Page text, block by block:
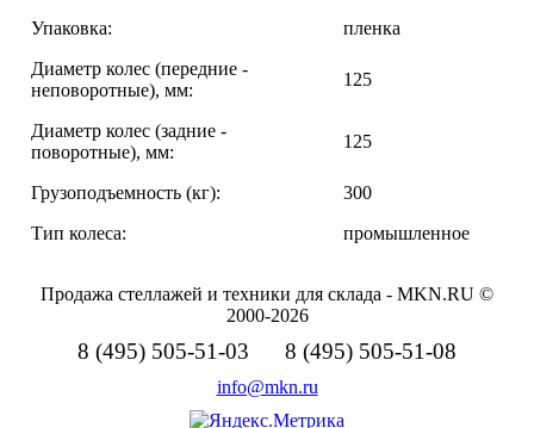
Упаковка:
пленка
Диаметр колес (передние -
неповоротные), мм:
125
Диаметр колес (задние -
поворотные), мм:
125
Грузоподъемность (кг):
300
Тип колеса:
промышленное
Продажа стеллажей и техники для склада - MKN.RU ©
2000-2026
8 (495) 505-51-03 8 (495) 505-51-08
info@mkn.ru